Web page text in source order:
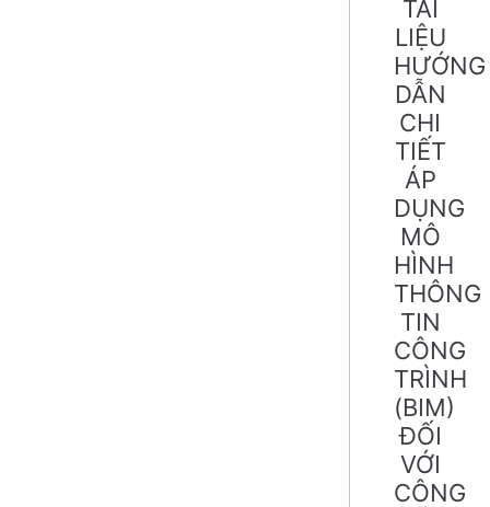
TÀI
LIỆU
HƯỚNG
DẪN
CHI
TIẾT
ÁP
DỤNG
MÔ
HÌNH
THÔNG
TIN
CÔNG
TRÌNH
(BIM)
ĐỐI
VỚI
CÔNG